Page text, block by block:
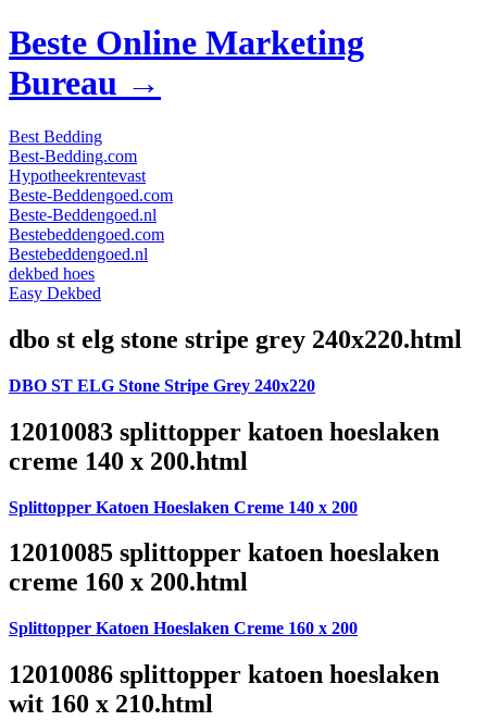
Beste Online Marketing
Bureau →
Best Bedding
Best-Bedding.com
Hypotheekrentevast
Beste-Beddengoed.com
Beste-Beddengoed.nl
Bestebeddengoed.com
Bestebeddengoed.nl
dekbed hoes
Easy Dekbed
dbo st elg stone stripe grey 240x220.html
DBO ST ELG Stone Stripe Grey 240x220
12010083 splittopper katoen hoeslaken
creme 140 x 200.html
Splittopper Katoen Hoeslaken Creme 140 x 200
12010085 splittopper katoen hoeslaken
creme 160 x 200.html
Splittopper Katoen Hoeslaken Creme 160 x 200
12010086 splittopper katoen hoeslaken
wit 160 x 210.html